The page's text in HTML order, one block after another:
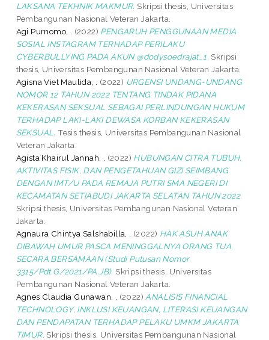
LAKSANA TEKHNIK MAKMUR. Skripsi thesis, Universitas
Pembangunan Nasional Veteran Jakarta.
Agi Purnomo, .
(2022) PENGARUH PENGGUNAAN MEDIA
SOSIAL INSTAGRAM TERHADAP PERILAKU
CYBERBULLYING PADA AKUN @dodysoedrajat_1. Skripsi
thesis, Universitas Pembangunan Nasional Veteran Jakarta.
Agisna Viet Maulida, .
(2022) URGENSI UNDANG-UNDANG
NOMOR 12 TAHUN 2022 TENTANG TINDAK PIDANA
KEKERASAN SEKSUAL SEBAGAI PERLINDUNGAN HUKUM
TERHADAP LAKI-LAKI DEWASA KORBAN KEKERASAN
SEKSUAL. Tesis thesis, Universitas Pembangunan Nasional
Veteran Jakarta.
Agista Khairul Jannah, .
(2022) HUBUNGAN CITRA TUBUH,
AKTIVITAS FISIK, DAN PENGETAHUAN GIZI SEIMBANG
DENGAN IMT/U PADA REMAJA PUTRI SMA NEGERI DI
KECAMATAN SETIABUDI JAKARTA SELATAN TAHUN 2022.
Skripsi thesis, Universitas Pembangunan Nasional Veteran
Jakarta.
Agnaura Chintya Salshabilla, .
(2022) HAK ASUH ANAK
DIBAWAH UMUR PASCA MENINGGALNYA ORANG TUA
SECARA BERSAMAAN (Studi Putusan Nomor
3315/Pdt.G/2021/PA.JB). Skripsi thesis, Universitas
Pembangunan Nasional Veteran Jakarta.
Agnes Claudia Gunawan, .
(2022) ANALISIS FINANCIAL
TECHNOLOGY, INKLUSI KEUANGAN, LITERASI KEUANGAN
DAN PENDAPATAN TERHADAP PELAKU UMKM JAKARTA
TIMUR. Skripsi thesis, Universitas Pembangunan Nasional